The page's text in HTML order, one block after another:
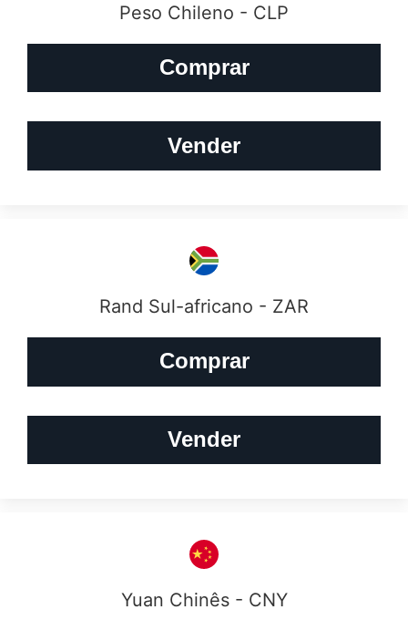
Peso Chileno - CLP
Comprar
Vender
Rand Sul-africano - ZAR
Comprar
Vender
Yuan Chinês - CNY